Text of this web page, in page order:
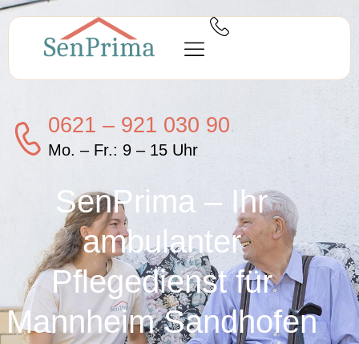
0621 – 921 030 90
Mo. – Fr.: 9 – 15 Uhr
SenPrima – Ihr
ambulanter
Pflegedienst für
Mannheim Sandhofen